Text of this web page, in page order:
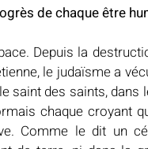
de chaque être
Depuis la
le judaïsme a
saint des saints, dans
chaque croyant
Comme le dit un